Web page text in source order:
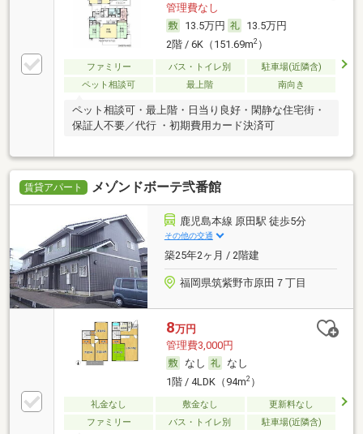
管理費なし
13.5万円
13.5万円
2階 / 6K（151.69m2）
ファミリー バス・トイレ別
駐車場(近隣含)
ペット相談可
最上階 南向き
ペット相談可・最上階・日当り良好・閑静な住宅街・
保証人不要／代行 ・初期費用カード決済可
賃貸アパート メゾンドボーテ弐番館
鹿児島本線 原田駅 徒歩5分
その他の交通
築25年2ヶ月 / 2階建
福岡県筑紫野市原田７丁目
8万円
管理費3,000円
なし
なし
1階 / 4LDK（94m2）
礼金なし 敷金なし
更新料なし
ファミリー
バス・トイレ別 駐車場(近隣含)